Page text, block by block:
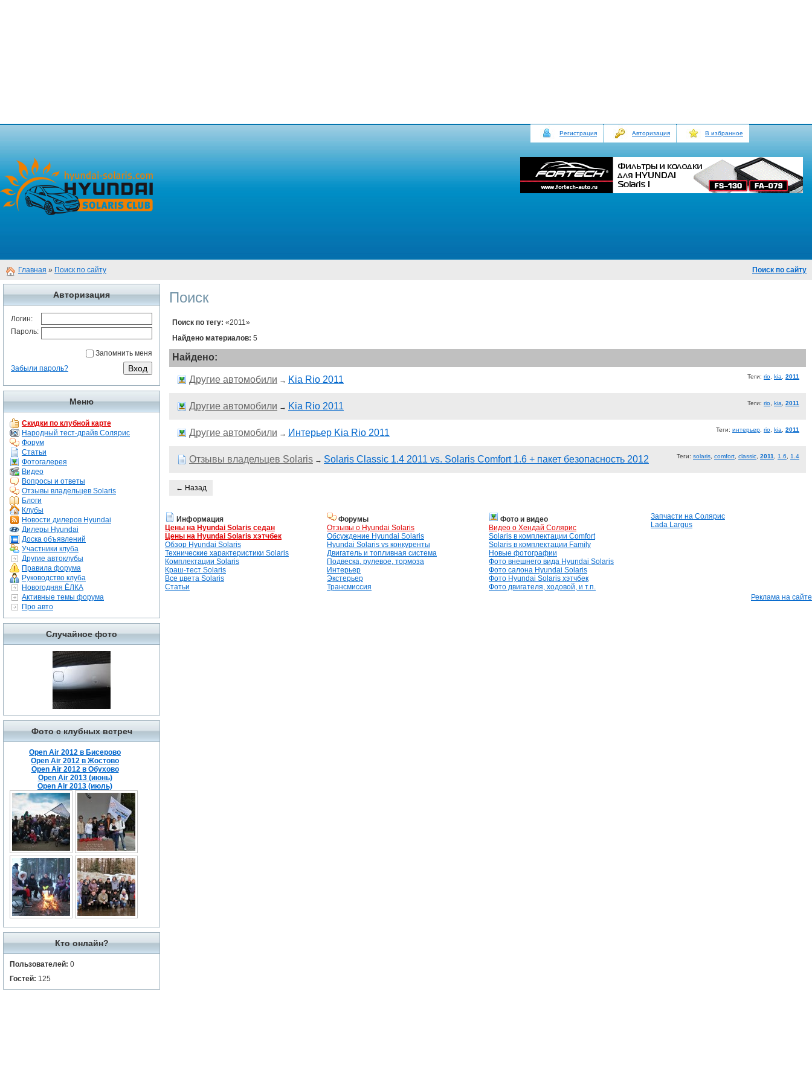
Регистрация Авторизация В избранное
Главная » Поиск по сайту Поиск по сайту
Авторизация
Логин:
Пароль:
Запомнить меня
Забыли пароль?
Меню
Скидки по клубной карте
Народный тест-драйв Солярис
Форум
Статьи
Фотогалерея
Видео
Вопросы и ответы
Отзывы владельцев Solaris
Блоги
Клубы
Новости дилеров Hyundai
Дилеры Hyundai
Доска объявлений
Участники клуба
Другие автоклубы
Правила форума
Руководство клуба
Новогодняя ЁЛКА
Активные темы форума
Про авто
Случайное фото
Фото с клубных встреч
Open Air 2012 в Бисерово
Open Air 2012 в Жостово
Open Air 2012 в Обухово
Open Air 2013 (июнь)
Open Air 2013 (июль)
Кто онлайн?
Пользователей: 0
Гостей: 125
Поиск
Поиск по тегу: «2011»
Найдено материалов: 5
Найдено:
Другие автомобили → Kia Rio 2011 Теги: rio kia 2011
Другие автомобили → Kia Rio 2011 Теги: rio kia 2011
Другие автомобили → Интерьер Kia Rio 2011 Теги: интерьер rio kia 2011
Отзывы владельцев Solaris → Solaris Classic 1.4 2011 vs. Solaris Comfort 1.6 + пакет безопасность 2012 Теги: solaris comfort classic 2011 1.6 1.4
← Назад
Информация
Цены на Hyundai Solaris седан
Цены на Hyundai Solaris хэтчбек
Обзор Hyundai Solaris
Технические характеристики Solaris
Комплектации Solaris
Краш-тест Solaris
Все цвета Solaris
Статьи
Форумы
Отзывы о Hyundai Solaris
Обсуждение Hyundai Solaris
Hyundai Solaris vs конкуренты
Двигатель и топливная система
Подвеска, рулевое, тормоза
Интерьер
Экстерьер
Трансмиссия
Фото и видео
Видео о Хендай Солярис
Solaris в комплектации Comfort
Solaris в комплектации Family
Новые фотографии
Фото внешнего вида Hyundai Solaris
Фото салона Hyundai Solaris
Фото Hyundai Solaris хэтчбек
Фото двигателя, ходовой, и т.п.
Запчасти на Солярис
Lada Largus
Реклама на сайте